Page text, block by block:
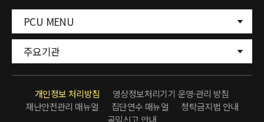
PCU MENU
주요기관
개인정보 처리방침
영상정보처리기기 운영·관리 방침
재난안전관리 매뉴얼
집단연수 매뉴얼
청탁금지법 안내
공익신고 안내